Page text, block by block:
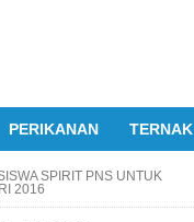
PERIKANAN TERNAK
SPIRIT PNS UNTUK
2016